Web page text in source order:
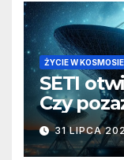
ŻYCIE W KOSMOSIE
SETI
Czy
czekają
31 LIPCA